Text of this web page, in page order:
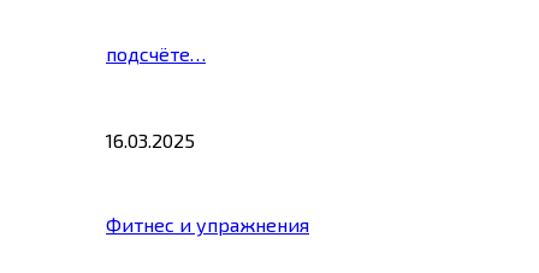
подсчёте…
16.03.2025
Фитнес и упражнения